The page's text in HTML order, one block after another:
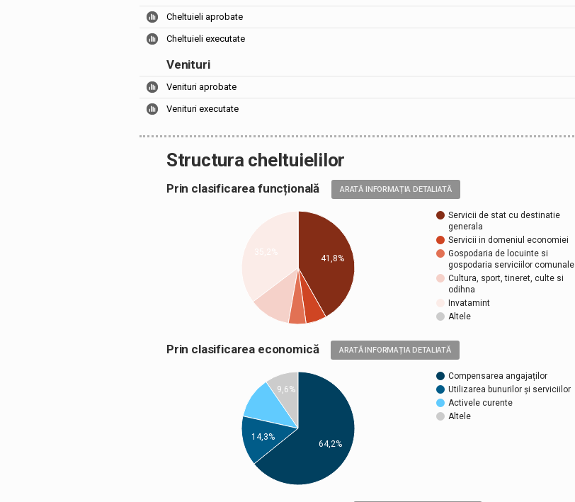
Cheltuieli aprobate
Cheltuieli executate
Venituri
Venituri aprobate
Venituri executate
Structura cheltuielilor
Prin clasificarea funcțională ARATĂ INFORMAȚIA DETALIATĂ
Servicii de stat cu destinatie
generala
Servicii in domeniul economiei
Gospodaria de locuinte si
gospodaria serviciilor comunale
Cultura, sport, tineret, culte si
odihna
Invatamint
Altele
41,8%
Prin clasificarea economică ARATĂ INFORMAȚIA DETALIATĂ
Compensarea angajaților
Utilizarea bunurilor și serviciilor
Activele curente
Altele
9,6%
14,3%
64,2%